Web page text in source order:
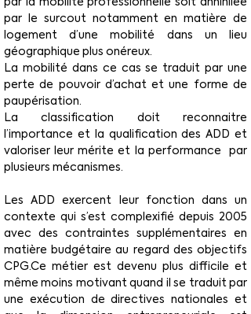
par le surcout notamment en matière de
logement d’une mobilité dans un lieu
géographique plus onéreux.
La mobilité dans ce cas se traduit par une
perte de pouvoir d’achat et une forme de
paupérisation.
La classification doit reconnaitre
l’importance et la qualification des ADD et
valoriser leur mérite et la performance  par
plusieurs mécanismes.
Les ADD exercent leur fonction dans un
contexte qui s’est complexifié depuis 2005
avec des contraintes supplémentaires en
matière budgétaire au regard des objectifs
CPG.Ce métier est devenu plus difficile et
même moins motivant quand il se traduit par
une exécution de directives nationales et